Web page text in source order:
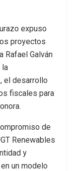
expuso
proyectos
Rafael Galván
la
el desarrollo
fiscales para
de
Renewables
y
un modelo